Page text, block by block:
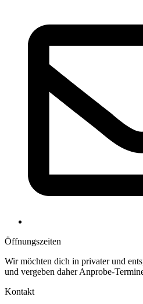
Öffnungs­zeiten
Wir möchten dich in privater und
und vergeben daher Anprobe-
Kontakt